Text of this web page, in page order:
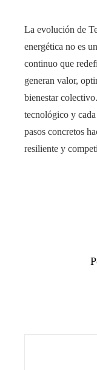
La evolución de
energética no es
continuo que
generan valor,
bienestar
tecnológico y
pasos concretos
resiliente y